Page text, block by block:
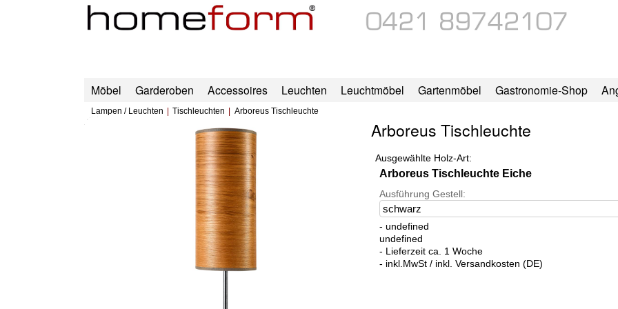
Möbel Garderoben Accessoires Leuchten Leuchtmöbel Gartenmöbel Gastronomie-Shop
Lampen / Leuchten Tischleuchten Arboreus Tischleuchte
Arboreus Tischleuchte
Ausgewählte Holz-Art:
Arboreus Tischleuchte Eiche
Ausführung Gestell:
- undefined
undefined
- Lieferzeit ca. 1 Woche
- inkl.MwSt / inkl. Versandkosten (DE)